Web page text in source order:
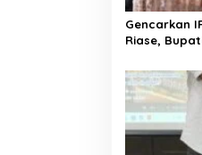
Gencarkan
Riase,